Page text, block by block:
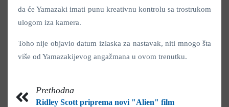
da će Yamazaki imati punu kreativnu kontrolu sa trostrukom
ulogom iza kamera.
Toho nije objavio datum izlaska za nastavak, niti mnogo šta
više od Yamazakijevog angažmana u ovom trenutku.
Prethodna
Ridley Scott priprema novi "Alien" film